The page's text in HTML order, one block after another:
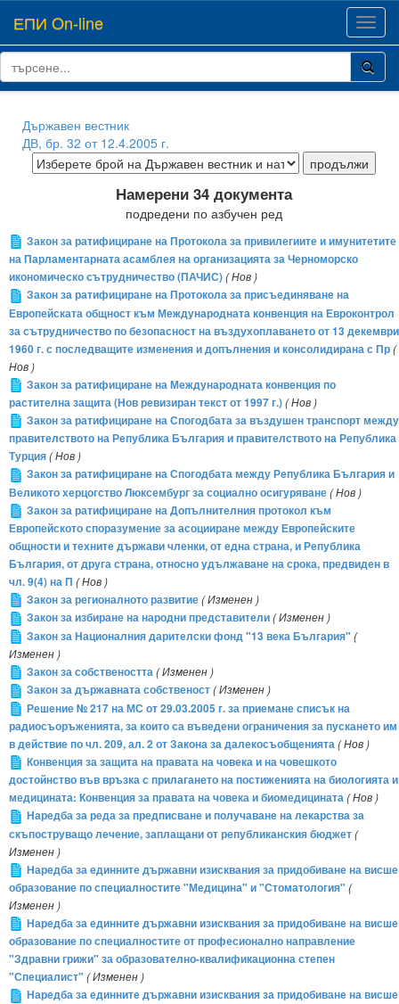
ЕПИ On-line
Държавен вестник
ДВ, бр. 32 от 12.4.2005 г.
Намерени 34 документа
подредени по азбучен ред
Закон за ратифициране на Протокола за привилегиите и имунитетите
на Парламентарната асамблея на организацията за Черноморско
икономическо сътрудничество (ПАЧИС)( Нов )
Закон за ратифициране на Протокола за присъединяване на
Европейската общност към Международната конвенция на Евроконтрол
за сътрудничество по безопасност на въздухоплаването от 13 декември
1960 г. с последващите изменения и допълнения и консолидирана с Пр(
Нов )
Закон за ратифициране на Международната конвенция по
растителна защита (Нов ревизиран текст от 1997 г.)( Нов )
Закон за ратифициране на Спогодбата за въздушен транспорт между
правителството на Република България и правителството на Република
Турция( Нов )
Закон за ратифициране на Спогодбата между Република България и
Великото херцогство Люксембург за социално осигуряване( Нов )
Закон за ратифициране на Допълнителния протокол към
Европейското споразумение за асоцииране между Европейските
общности и техните държави членки, от една страна, и Република
България, от друга страна, относно удължаване на срока, предвиден в
чл. 9(4) на П ( Нов )
Закон за регионалното развитие( Изменен )
Закон за избиране на народни представители( Изменен )
Закон за Националния дарителски фонд "13 века България" (
Изменен )
Закон за собствеността( Изменен )
Закон за държавната собственост( Изменен )
Решение № 217 на МС от 29.03.2005 г. за приемане списък на
радиосъоръженията, за които са въведени ограничения за пускането им
в действие по чл. 209, ал. 2 от Закона за далекосъобщенията( Нов )
Конвенция за защита на правата на човека и на човешкото
достойнство във връзка с прилагането на постиженията на биологията и
медицината: Конвенция за правата на човека и биомедицината( Нов )
Наредба за реда за предписване и получаване на лекарства за
скъпоструващо лечение, заплащани от републиканския бюджет(
Изменен )
Наредба за единните държавни изисквания за придобиване на висше
образование по специалностите "Медицина" и "Стоматология" (
Изменен )
Наредба за единните държавни изисквания за придобиване на висше
образование по специалностите от професионално направление
"Здравни грижи" за образователно-квалификационна степен
"Специалист" ( Изменен )
Наредба за единните държавни изисквания за придобиване на висше